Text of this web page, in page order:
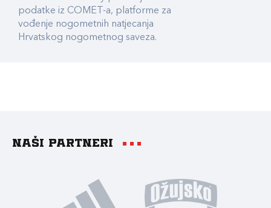
podatke iz COMET-a, platforme za
vođenje nogometnih natjecanja
Hrvatskog nogometnog saveza.
Naši partneri